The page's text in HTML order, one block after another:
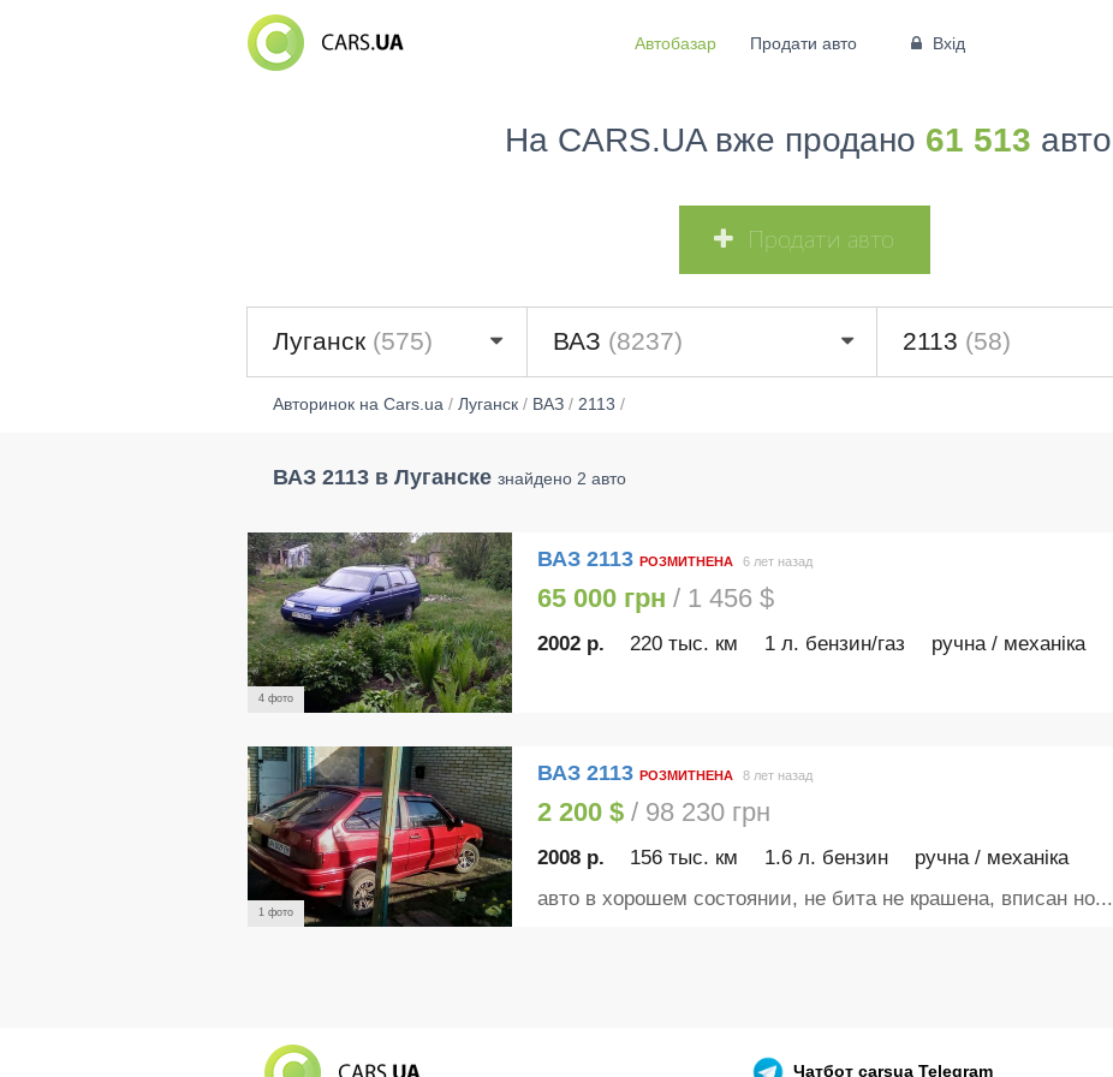
Автобазар Продати авто Вхід
На CARS.UA вже продано 61 513 авто
Продати авто
Луганск (575) ВАЗ (8237) 2113 (58)
Авторинок на Cars.ua/ Луганск/ ВАЗ/ 2113 /
ВАЗ 2113 в Луганске знайдено 2 авто
4 фото
ВАЗ 2113 РОЗМИТНЕНА 6 лет назад
65 000 грн / 1 456 $
2002 р. 220 тыс. км 1 л. бензин/газ ручна / механіка
1 фото
ВАЗ 2113 РОЗМИТНЕНА 8 лет назад
2 200 $/ 98 230 грн
2008 р. 156 тыс. км 1.6 л. бензин ручна / механіка
авто в хорошем состоянии, не бита не крашена, вписан но...
Чатботcarsua Telegram